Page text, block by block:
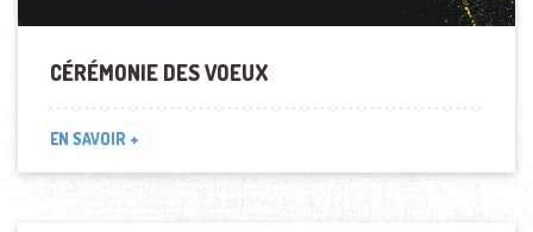
CÉRÉMONIE DES VOEUX
EN SAVOIR +